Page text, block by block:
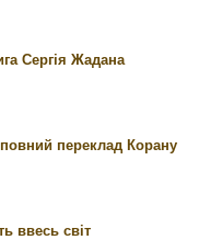
Сергія Жадана
переклад Корану
ввесь світ